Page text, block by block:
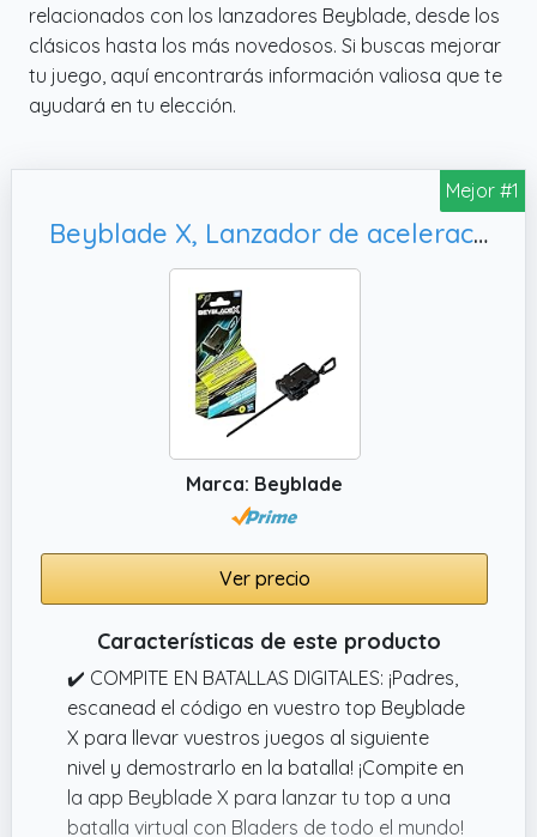
relacionados con los lanzadores Beyblade, desde los
clásicos hasta los más novedosos. Si buscas mejorar
tu juego, aquí encontrarás información valiosa que te
ayudará en tu elección.
Mejor #1
Beyblade X, Lanzador de aceleración Oficial
Marca: Beyblade
Ver precio
Características de este producto
✔️ COMPITE EN BATALLAS DIGITALES: ¡Padres,
escanead el código en vuestro top Beyblade
X para llevar vuestros juegos al siguiente
nivel y demostrarlo en la batalla! ¡Compite en
la app Beyblade X para lanzar tu top a una
batalla virtual con Bladers de todo el mundo!